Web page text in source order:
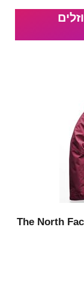
The North